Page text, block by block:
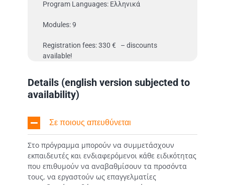
Program Languages: Ελληνικά
Modules: 9
Registration fees: 330 € – discounts
available!
Details (english version subjected to
availability)
Σε ποιους απευθύνεται
Στο πρόγραμμα μπορούν να συμμετάσχουν
εκπαιδευτές και ενδιαφερόμενοι κάθε ειδικότητας
που επιθυμούν να αναβαθμίσουν τα προσόντα
τους, να εργαστούν ως επαγγελματίες